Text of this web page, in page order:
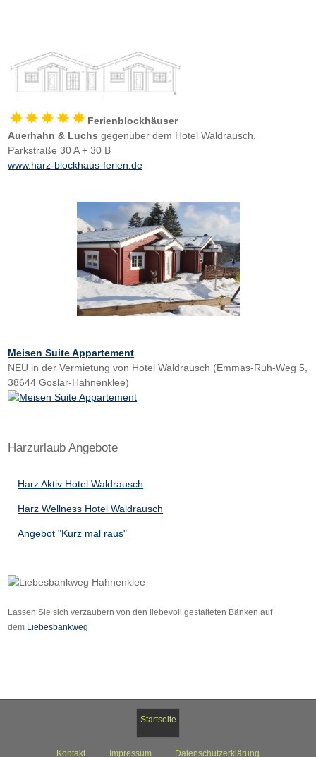
Ferienblockhäuser
Auerhahn & Luchs gegenüber dem Hotel Waldrausch,
Parkstraße 30 A + 30 B
www.harz-blockhaus-ferien.de
Meisen Suite Appartement
NEU in der Vermietung von Hotel Waldrausch (Emmas-Ruh-Weg 5,
38644 Goslar-Hahnenklee)
Harzurlaub Angebote
Harz Aktiv Hotel Waldrausch
Harz Wellness Hotel Waldrausch
Angebot "Kurz mal raus"
Lassen Sie sich verzaubern von den liebevoll gestalteten Bänken auf
dem Liebesbankweg
Startseite
Kontakt Impressum Datenschutzerklärung